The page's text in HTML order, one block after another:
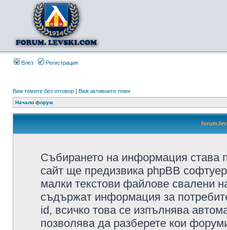
Влез Регистрация
Виж темите без отговор | Виж активните теми
Начало форум
Събирането на информация става
сайт ще предизвика phpBB
малки текстови файлове свалени
съдържат информация за
id, всичко това се изпълнява
позволява да разберете кои